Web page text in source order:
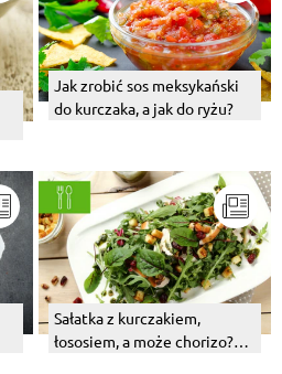
Jak zrobić sos meksykański
do kurczaka, a jak do ryżu?
Sałatka z kurczakiem,
łososiem, a może chorizo?